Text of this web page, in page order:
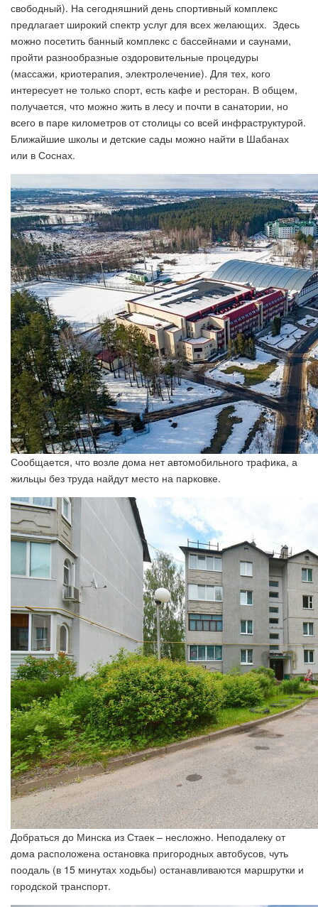
свободный). На сегодняшний день спортивный комплекс
предлагает широкий спектр услуг для всех желающих. Здесь
можно посетить банный комплекс с бассейнами и саунами,
пройти разнообразные оздоровительные процедуры
(массажи, криотерапия, электролечение). Для тех, кого
интересует не только спорт, есть кафе и ресторан. В общем,
получается, что можно жить в лесу и почти в санатории, но
всего в паре километров от столицы со всей инфраструктурой.
Ближайшие школы и детские сады можно найти в Шабанах
или в Соснах.
Сообщается, что возле дома нет автомобильного трафика, а
жильцы без труда найдут место на парковке.
Добраться до Минска из Стаек – несложно. Неподалеку от
дома расположена остановка пригородных автобусов, чуть
поодаль (в 15 минутах ходьбы) останавливаются маршрутки и
городской транспорт.